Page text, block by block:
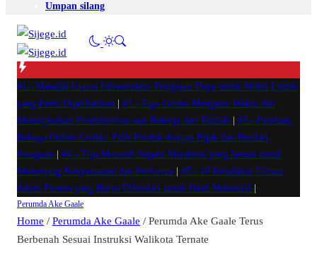
Umpan silang
#1 - Masalah Utama Infrastruktur Pengisian Daya untuk Mobil Listrik
yang Perlu Diperhatikan
#2 - Tips Cerdas Mengatur Waktu dan
Meningkatkan Produktivitas saat Bekerja dari Rumah
#3 - Panduan
Belanja Online Cerdas: Pilih Produk dengan Bijak dan Hindari
Penipuan
#4 - Tips Memilih Sepatu Marathon yang Sesuai untuk
Menunjang Kenyamanan dan Performa
#5 - 10 Kesalahan Umum
dalam Fitness yang Harus Dihindari untuk Hasil Maksimal
Perumda Ake Gaale
Home / Perumda Ake Gaale / Perumda Ake Gaale Terus
Berbenah Sesuai Instruksi Walikota Ternate